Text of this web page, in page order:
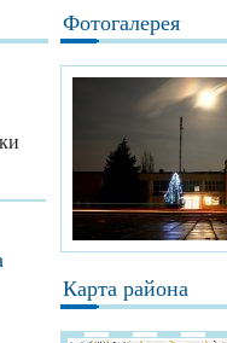
Фотогалерея
Карта района